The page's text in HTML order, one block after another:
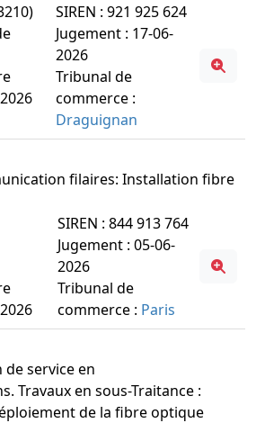
SIREN : 921 925 624
Jugement : 17-06-
2026
Tribunal de
commerce :
Draguignan
filaires: Installation fibre
SIREN : 844 913 764
Jugement : 05-06-
2026
Tribunal de
commerce : Paris
service en
Travaux en sous-Traitance :
de la fibre optique